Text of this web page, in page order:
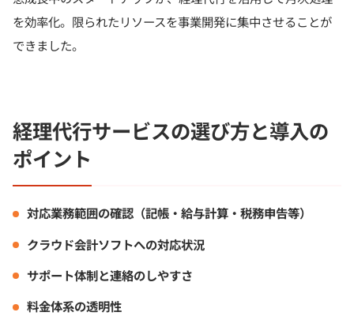
を効率化。限られたリソースを事業開発に集中させることが
できました。
経理代行サービスの選び方と導入の
ポイント
対応業務範囲の確認（記帳・給与計算・税務申告等）
クラウド会計ソフトへの対応状況
サポート体制と連絡のしやすさ
料金体系の透明性